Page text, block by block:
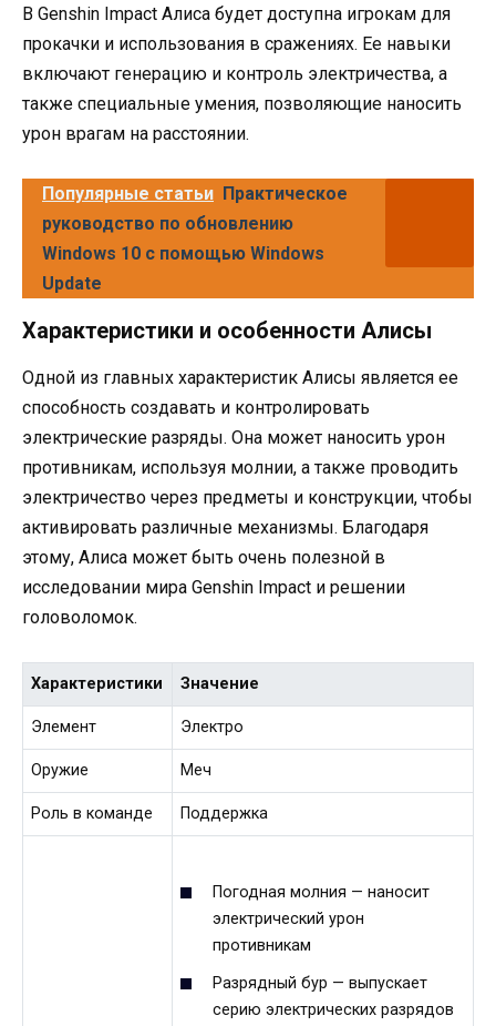
В Genshin Impact Алиса будет доступна игрокам для
прокачки и использования в сражениях. Ее навыки
включают генерацию и контроль электричества, а
также специальные умения, позволяющие наносить
урон врагам на расстоянии.
Популярные статьи Практическое
руководство по обновлению
Windows 10 с помощью Windows
Update
Характеристики и особенности Алисы
Одной из главных характеристик Алисы является ее
способность создавать и контролировать
электрические разряды. Она может наносить урон
противникам, используя молнии, а также проводить
электричество через предметы и конструкции, чтобы
активировать различные механизмы. Благодаря
этому, Алиса может быть очень полезной в
исследовании мира Genshin Impact и решении
головоломок.
Характеристики Значение
Элемент Электро
Оружие Меч
Роль в команде Поддержка
Погодная молния — наносит
электрический урон
противникам
Разрядный бур — выпускает
серию электрических разрядов